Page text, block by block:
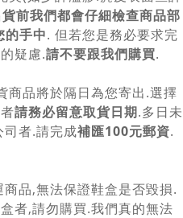
貨前我們都會仔細檢查商品部
的手中. 但若您是務必要求完
疑慮.請不要跟我們購買.
品將於隔日為您寄出.選擇
請務必留意取貨日期.多日未
者.請完成補匯100元郵資.
品,無法保證鞋盒是否毀損.
者,請勿購買.我們真的無法